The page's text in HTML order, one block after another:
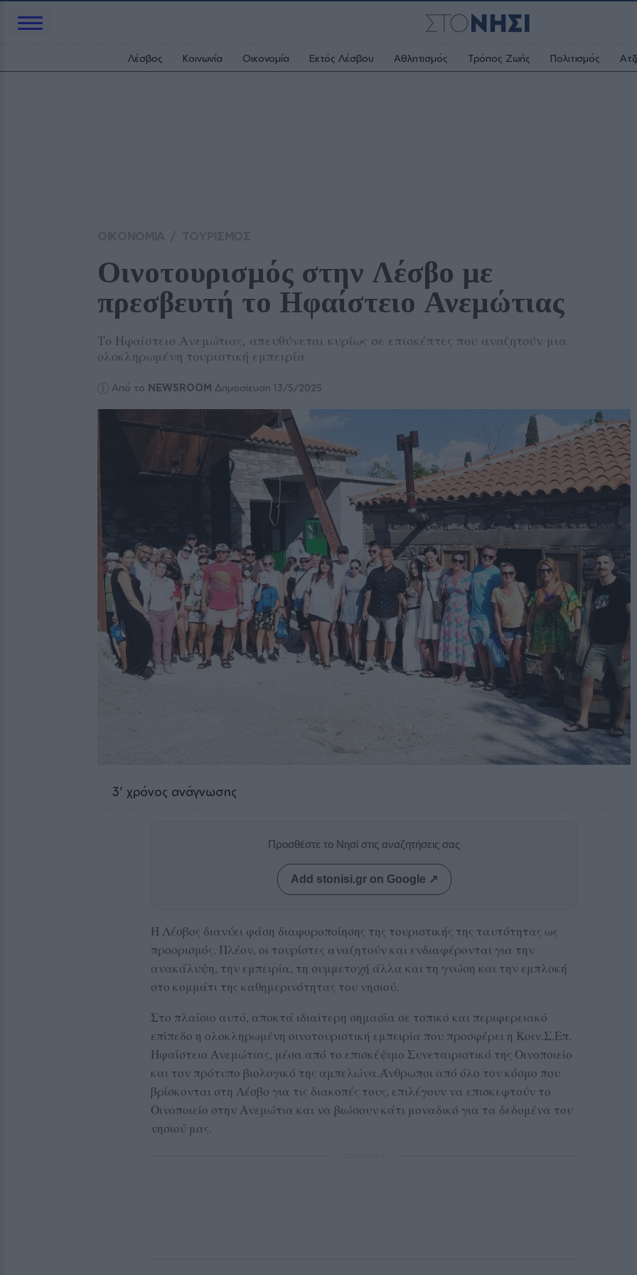
Λέσβος Κοινωνία Οικονομία Εκτός Λέσβου Αθλητισμός Τρόπος Ζωής Πολιτισμός
Οινοτουρισμός στην Λέσβο με
πρεσβευτή το Ηφαίστειο Ανεμώτιας
Το Ηφαίστειο Ανεμώτιας, απευθύνεται κυρίως σε επισκέπτες που αναζητούν μια
ολοκληρωμένη τουριστική εμπειρία
Από το NEWSROOM Δημοσίευση 13/5/2025
3' χρόνος ανάγνωσης
Προσθέστε το Νησί στις αναζητήσεις σας
Add stonisi.gr on Google ↗
Η Λέσβος διανύει φάση διαφοροποίησης της τουριστικής της ταυτότητας ως
προορισμός. Πλέον, οι τουρίστες αναζητούν και ενδιαφέρονται για την
ανακάλυψη, την εμπειρία, τη συμμετοχή άλλα και τη γνώση και την εμπλοκή
στο κομμάτι της καθημερινότητας του νησιού.
Στο πλαίσιο αυτό, αποκτά ιδιαίτερη σημασία σε τοπικό και περιφερειακό
επίπεδο η ολοκληρωμένη οινοτουριστική εμπειρία που προσφέρει η Κοιν.Σ.Επ.
Ηφαίστειο Ανεμώτιας, μέσα από το επισκέψιμο Συνεταιριστικό της Οινοποιείο
και τον πρότυπο βιολογικό της αμπελώνα.Άνθρωποι από όλο τον κόσμο που
βρίσκονται στη Λέσβο για τις διακοπές τους, επιλέγουν να επισκεφτούν το
Οινοποιείο στην Ανεμώτια και να βιώσουν κάτι μοναδικό για τα δεδομένα του
νησιού μας.